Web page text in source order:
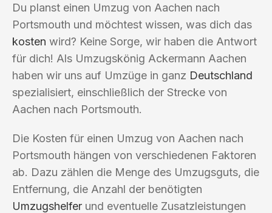
Du planst einen Umzug von Aachen nach
Portsmouth und möchtest wissen, was dich das
kosten wird? Keine Sorge, wir haben die Antwort
für dich! Als Umzugskönig Ackermann Aachen
haben wir uns auf Umzüge in ganz Deutschland
spezialisiert, einschließlich der Strecke von
Aachen nach Portsmouth.
Die Kosten für einen Umzug von Aachen nach
Portsmouth hängen von verschiedenen Faktoren
ab. Dazu zählen die Menge des Umzugsguts, die
Entfernung, die Anzahl der benötigten
Umzugshelfer und eventuelle Zusatzleistungen